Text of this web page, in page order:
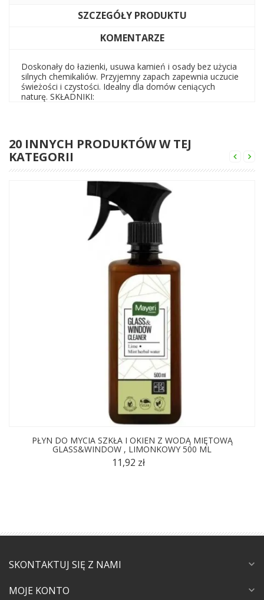
SZCZEGÓŁY PRODUKTU
KOMENTARZE
Doskonały do łazienki, usuwa kamień i osady bez użycia
silnych chemikaliów. Przyjemny zapach zapewnia uczucie
świeżości i czystości. Idealny dla domów ceniących
naturę. SKŁADNIKI:
20 INNYCH PRODUKTÓW W TEJ
KATEGORII
PŁYN DO MYCIA SZKŁA I OKIEN Z WODĄ MIĘTOWĄ
GLASS&WINDOW , LIMONKOWY 500 ML
11,92 zł
SKONTAKTUJ SIĘ Z NAMI expand_more
MOJE KONTO expand_more